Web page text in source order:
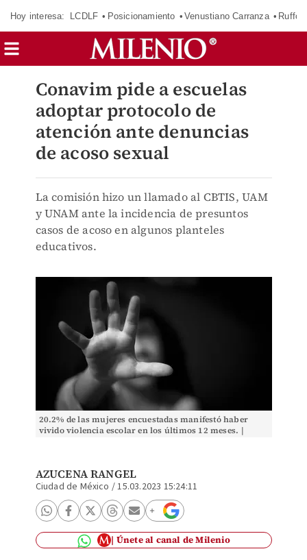
Hoy interesa: LCDLF Posicionamiento Venustiano Carranza Ruffo
Conavim pide a escuelas
adoptar protocolo de
atención ante denuncias
de acoso sexual
La comisión hizo un llamado al CBTIS, UAM
y UNAM ante la incidencia de presuntos
casos de acoso en algunos planteles
educativos.
20.2% de las mujeres encuestadas manifestó haber
vivido violencia escolar en los últimos 12 meses. |
AZUCENA RANGEL
Ciudad de México /15.03.2023 15:24:11
Únete al canal de Milenio